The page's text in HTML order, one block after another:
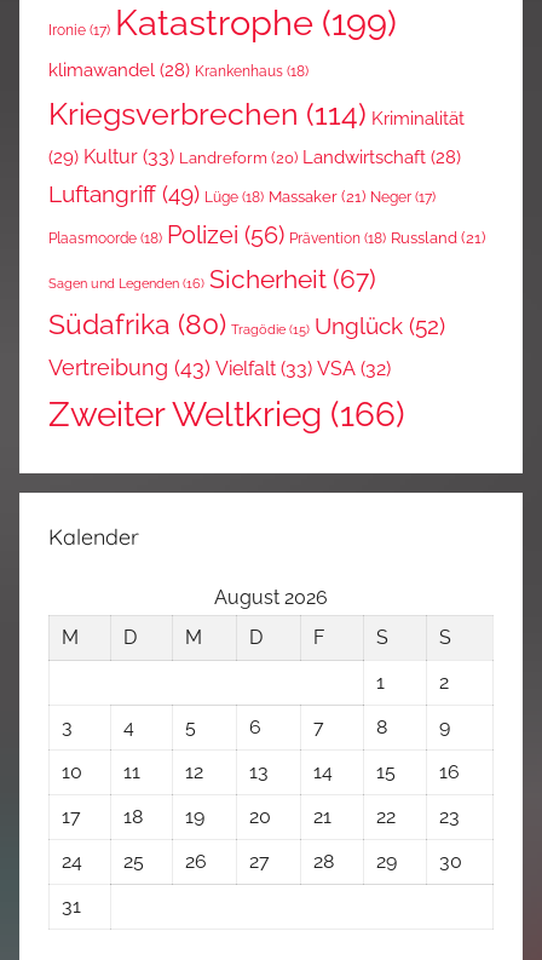
Ironie (17) Katastrophe (199)
klimawandel (28) Krankenhaus (18)
Kriegsverbrechen (114) Kriminalität
(29) Kultur (33) Landreform (20) Landwirtschaft (28)
Luftangriff (49) Lüge (18) Massaker (21) Neger (17)
Plaasmoorde (18) Polizei (56) Prävention (18) Russland (21)
Sagen und Legenden (16) Sicherheit (67)
Südafrika (80) Tragödie (15) Unglück (52)
Vertreibung (43) Vielfalt (33) VSA (32)
Zweiter Weltkrieg (166)
Kalender
August 2026
M
D M D F S
S
1
2
3
4 5 6 7 8
9
10
11 12 13 14 15
16
17
18 19 20 21 22
23
24
25 26 27 28 29
30
31